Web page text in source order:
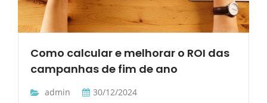
Como calcular e melhorar o ROI das
campanhas de fim de ano
admin
30/12/2024